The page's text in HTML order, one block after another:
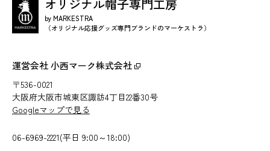
オリジナル帽子専門工房
by MARKESTRA
（オリジナル応援グッズ専門ブランドのマーケストラ）
運営会社 小西マーク株式会社
〒536-0021
大阪府大阪市城東区諏訪4丁目22番30号
Googleマップで見る
06-6969-2221(平日 9:00～18:00)